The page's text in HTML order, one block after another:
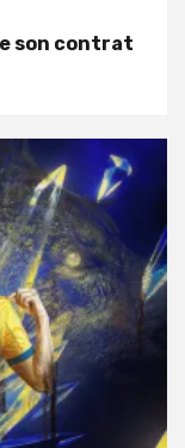
son contrat